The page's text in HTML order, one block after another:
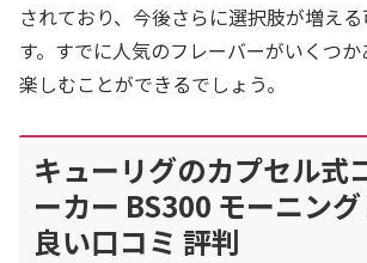
されており、今後さらに選択肢が増え
す。すでに人気のフレーバーがいくつ
楽しむことができるでしょう。
キューリグのカプセル式
ーカー BS300 モーニン
良い口コミ 評判